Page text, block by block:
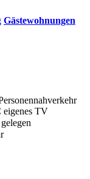
Gästewohnungen
eigenes TV